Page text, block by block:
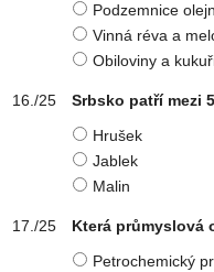
Podzemnice
Vinná réva a
Obiloviny a
Srbsko patří mezi
Hrušek
Jablek
Malin
Která průmyslová
Petrochemický